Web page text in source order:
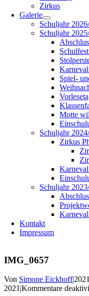
Zirkus
Galerie
Schuljahr
Schuljahr
Spiel-
Motte
Schuljahr
Zirkus
Schuljahr
Kontakt
Impressum
IMG_0657
Von Simone Eickhoff|
2021|Kommentare